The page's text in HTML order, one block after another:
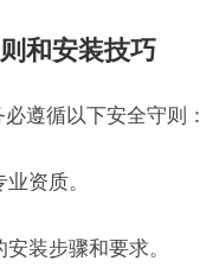
和安装技巧
遵循以下安全守则：
资质。
装步骤和要求。